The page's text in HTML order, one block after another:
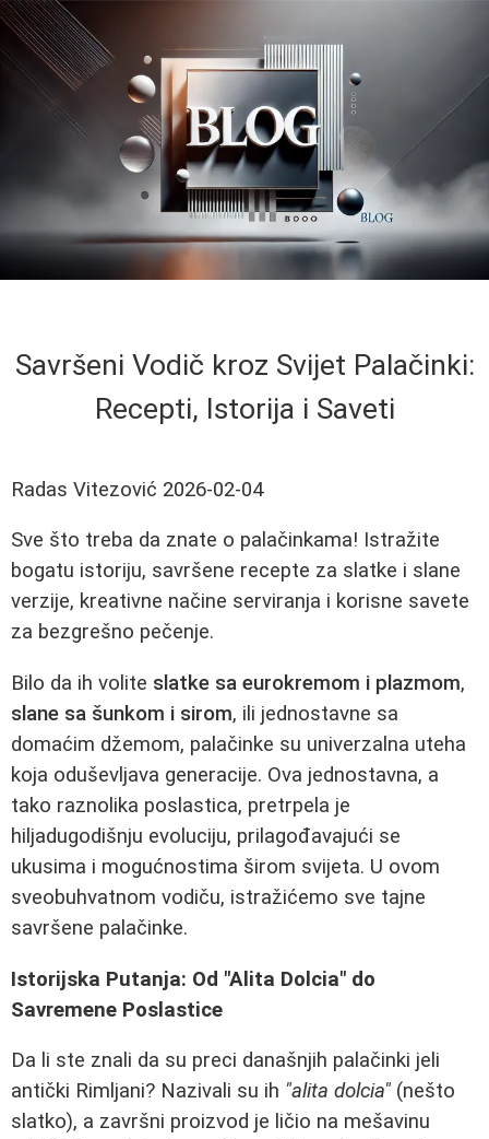
Savršeni Vodič kroz Svijet Palačinki:
Recepti, Istorija i Saveti
Radas Vitezović 2026-02-04
Sve što treba da znate o palačinkama! Istražite
bogatu istoriju, savršene recepte za slatke i slane
verzije, kreativne načine serviranja i korisne savete
za bezgrešno pečenje.
Bilo da ih volite slatke sa eurokremom i plazmom,
slane sa šunkom i sirom, ili jednostavne sa
domaćim džemom, palačinke su univerzalna uteha
koja oduševljava generacije. Ova jednostavna, a
tako raznolika poslastica, pretrpela je
hiljadugodišnju evoluciju, prilagođavajući se
ukusima i mogućnostima širom svijeta. U ovom
sveobuhvatnom vodiču, istražićemo sve tajne
savršene palačinke.
Istorijska Putanja: Od "Alita Dolcia" do
Savremene Poslastice
Da li ste znali da su preci današnjih palačinki jeli
antički Rimljani? Nazivali su ih "alita dolcia" (nešto
slatko), a završni proizvod je ličio na mešavinu